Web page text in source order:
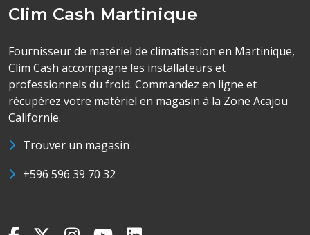
Clim Cash Martinique
Fournisseur de matériel de climatisation en Martinique,
Clim Cash accompagne les installateurs et
professionnels du froid. Commandez en ligne et
récupérez votre matériel en magasin à la Zone Acajou
Californie.
Trouver un magasin
+596 596 39 70 32